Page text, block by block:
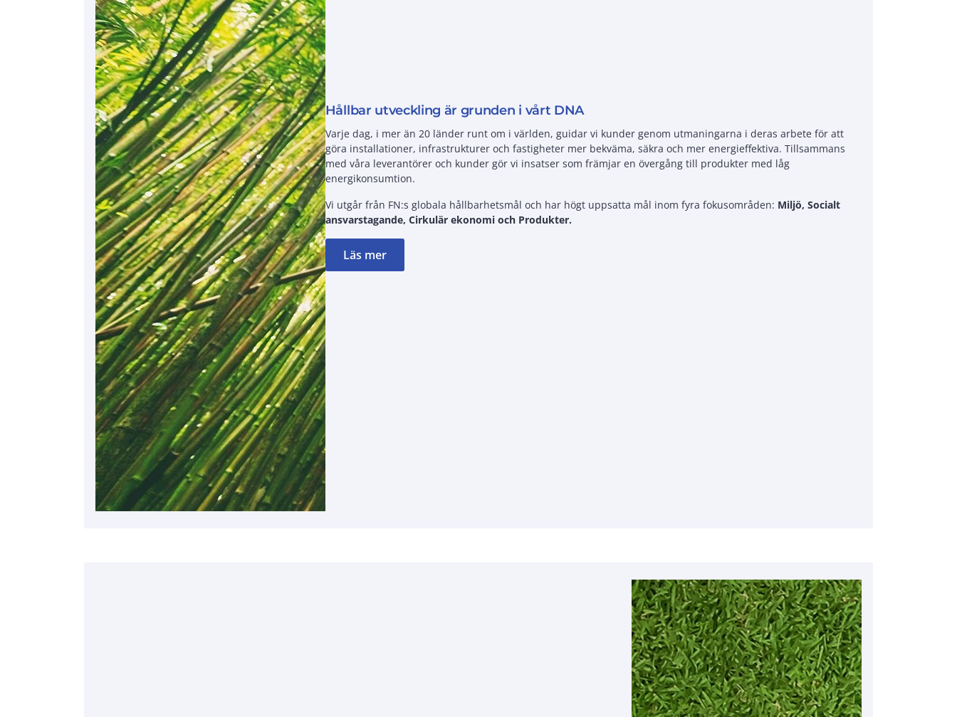
Hållbar utveckling är grunden i vårt DNA
Varje dag, i mer än 20 länder runt om i världen, guidar vi kunder genom utmaningarna i deras arbete för att
göra installationer, infrastrukturer och fastigheter mer bekväma, säkra och mer energieffektiva. Tillsammans
med våra leverantörer och kunder gör vi insatser som främjar en övergång till produkter med låg
energikonsumtion.
Vi utgår från FN:s globala hållbarhetsmål och har högt uppsatta mål inom fyra fokusområden: Miljö, Socialt
ansvarstagande, Cirkulär ekonomi och Produkter.
Läs mer